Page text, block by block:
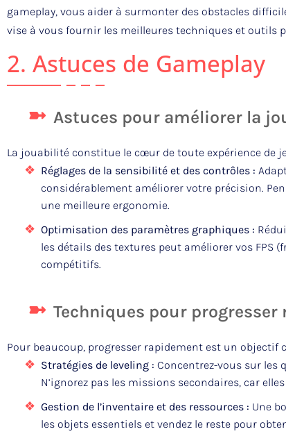
gameplay, vous aider à surmonter des obstacles
vise à vous fournir les meilleures techniques et outils
2. Astuces de Gameplay
Astuces pour améliorer la
La jouabilité constitue le cœur de toute expérience de
Réglages de la sensibilité et des contrôles :
considérablement améliorer votre précision.
une meilleure ergonomie.
Optimisation des paramètres graphiques :
les détails des textures peut améliorer vos FPS
compétitifs.
Techniques pour
Pour beaucoup, progresser rapidement est un
Stratégies de leveling : Concentrez-vous sur les
N’ignorez pas les missions secondaires, car
Gestion de l’inventaire et des ressources : Une
les objets essentiels et vendez le reste pour